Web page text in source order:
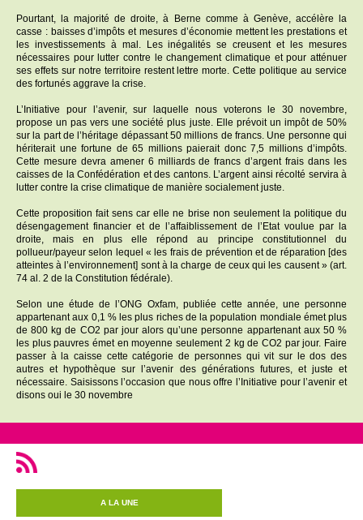
Pourtant, la majorité de droite, à Berne comme à Genève, accélère la
casse : baisses d’impôts et mesures d’économie mettent les prestations et
les investissements à mal. Les inégalités se creusent et les mesures
nécessaires pour lutter contre le changement climatique et pour atténuer
ses effets sur notre territoire restent lettre morte. Cette politique au service
des fortunés aggrave la crise.
L’Initiative pour l’avenir, sur laquelle nous voterons le 30 novembre,
propose un pas vers une société plus juste. Elle prévoit un impôt de 50%
sur la part de l’héritage dépassant 50 millions de francs. Une personne qui
hériterait une fortune de 65 millions paierait donc 7,5 millions d’impôts.
Cette mesure devra amener 6 milliards de francs d’argent frais dans les
caisses de la Confédération et des cantons. L’argent ainsi récolté servira à
lutter contre la crise climatique de manière socialement juste.
Cette proposition fait sens car elle ne brise non seulement la politique du
désengagement financier et de l’affaiblissement de l’Etat voulue par la
droite, mais en plus elle répond au principe constitutionnel du
pollueur/payeur selon lequel « les frais de prévention et de réparation [des
atteintes à l’environnement] sont à la charge de ceux qui les causent » (art.
74 al. 2 de la Constitution fédérale).
Selon une étude de l’ONG Oxfam, publiée cette année, une personne
appartenant aux 0,1 % les plus riches de la population mondiale émet plus
de 800 kg de CO2 par jour alors qu’une personne appartenant aux 50 %
les plus pauvres émet en moyenne seulement 2 kg de CO2 par jour. Faire
passer à la caisse cette catégorie de personnes qui vit sur le dos des
autres et hypothèque sur l’avenir des générations futures, et juste et
nécessaire. Saisissons l’occasion que nous offre l’Initiative pour l’avenir et
disons oui le 30 novembre
A LA UNE